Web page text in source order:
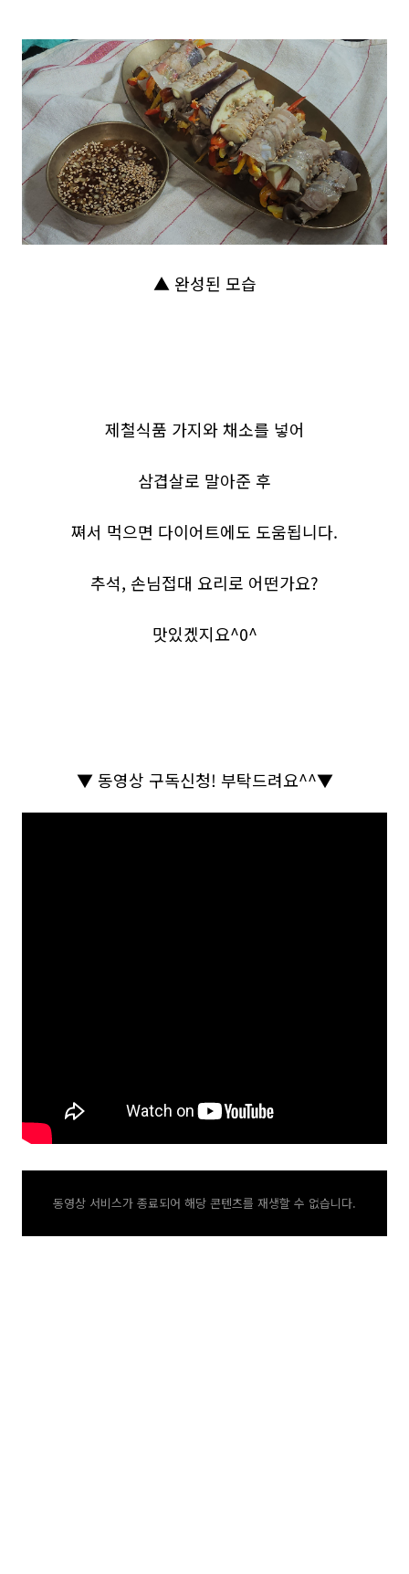
▲ 완성된 모습
제철식품 가지와 채소를 넣어
삼겹살로 말아준 후
쪄서 먹으면 다이어트에도 도움됩니다.
추석, 손님접대 요리로 어떤가요?
맛있겠지요^0^
▼ 동영상 구독신청! 부탁드려요^^▼
동영상 서비스가 종료되어 해당 콘텐츠를 재생할 수 없습니다.